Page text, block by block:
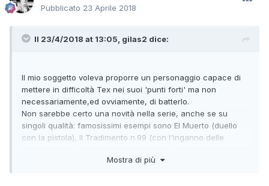
Pubblicato 23 Aprile 2018
Il 23/4/2018 at 13:05, gilas2 dice:
Il mio soggetto voleva proporre un personaggio capace di
mettere in difficoltà Tex nei suoi 'punti forti' ma non
necessariamente,ed ovviamente, di batterlo.
Non sarebbe certo una novità nella serie, anche se su
singoli qualità: famosissimi esempi sono El Muerto (duello
con la pistola), Il Tradimento n.99 (con l'inganno delle
lotta corpo a corpo nel recente incontro con Lunga Lancia
Mostra di più